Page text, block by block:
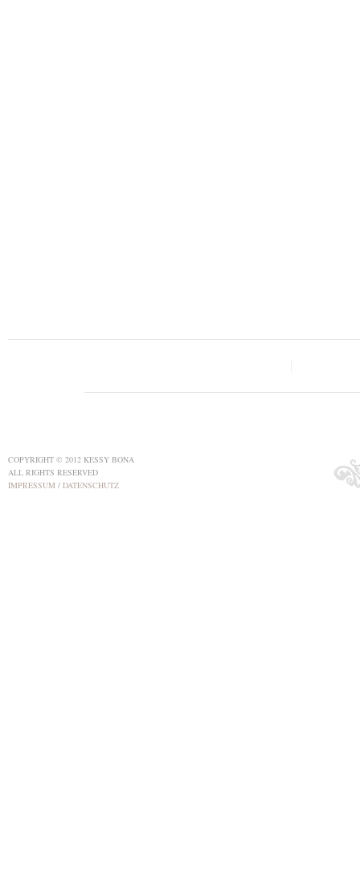
COPYRIGHT © 2012 KESSY BONA
ALL RIGHTS RESERVED
IMPRESSUM / DATENSCHUTZ